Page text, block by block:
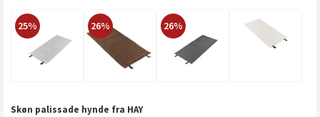
25% 26% 26%
Skøn palissade hynde fra HAY